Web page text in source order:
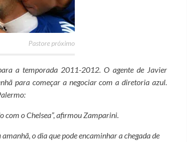
Pastore próximo
a temporada 2011-2012. O agente de Javier
para começar a negociar com a diretoria azul.
com o Chelsea”, afirmou Zamparini.
o dia que pode encaminhar a chegada de